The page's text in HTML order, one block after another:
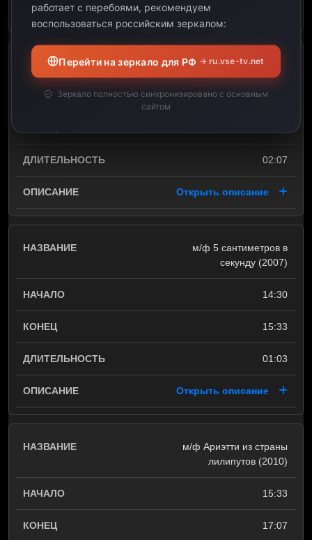
Открыть описание
м/ф Ветер крепчает (2013)
12:23
02:07
Открыть описание
м/ф 5 сантиметров в
секунду (2007)
14:30
15:33
01:03
Открыть описание
м/ф Ариэтти из страны
лилипутов (2010)
15:33
17:07
работает с перебоями, рекомендуем
воспользоваться российским зеркалом:
Перейти на зеркало для РФ → ru.vse-tv.net
Зеркало полностью синхронизировано с основным
сайтом